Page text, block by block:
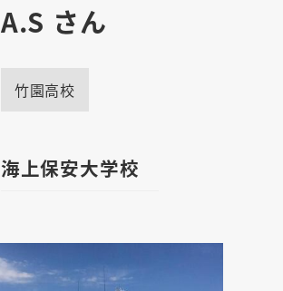
A.S さん
竹園高校
海上保安大学校